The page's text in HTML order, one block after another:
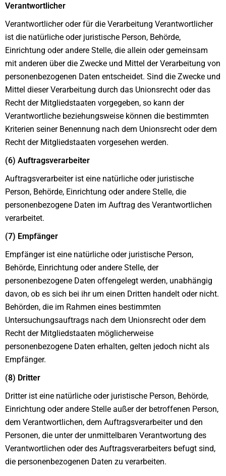
Verantwortlicher
Verantwortlicher oder für die Verarbeitung Verantwortlicher
ist die natürliche oder juristische Person, Behörde,
Einrichtung oder andere Stelle, die allein oder gemeinsam
mit anderen über die Zwecke und Mittel der Verarbeitung von
personenbezogenen Daten entscheidet. Sind die Zwecke und
Mittel dieser Verarbeitung durch das Unionsrecht oder das
Recht der Mitgliedstaaten vorgegeben, so kann der
Verantwortliche beziehungsweise können die bestimmten
Kriterien seiner Benennung nach dem Unionsrecht oder dem
Recht der Mitgliedstaaten vorgesehen werden.
(6) Auftragsverarbeiter
Auftragsverarbeiter ist eine natürliche oder juristische
Person, Behörde, Einrichtung oder andere Stelle, die
personenbezogene Daten im Auftrag des Verantwortlichen
verarbeitet.
(7) Empfänger
Empfänger ist eine natürliche oder juristische Person,
Behörde, Einrichtung oder andere Stelle, der
personenbezogene Daten offengelegt werden, unabhängig
davon, ob es sich bei ihr um einen Dritten handelt oder nicht.
Behörden, die im Rahmen eines bestimmten
Untersuchungsauftrags nach dem Unionsrecht oder dem
Recht der Mitgliedstaaten möglicherweise
personenbezogene Daten erhalten, gelten jedoch nicht als
Empfänger.
(8) Dritter
Dritter ist eine natürliche oder juristische Person, Behörde,
Einrichtung oder andere Stelle außer der betroffenen Person,
dem Verantwortlichen, dem Auftragsverarbeiter und den
Personen, die unter der unmittelbaren Verantwortung des
Verantwortlichen oder des Auftragsverarbeiters befugt sind,
die personenbezogenen Daten zu verarbeiten.